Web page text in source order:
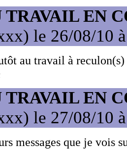
EN
le 26/08/10
au travail à
EN
le 27/08/10
messages que je vois